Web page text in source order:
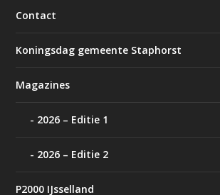
Contact
Koningsdag gemeente Staphorst
Magazines
2026 – Editie 1
2026 – Editie 2
P2000 IJsselland